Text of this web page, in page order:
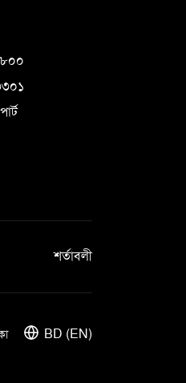
শর্তাবলী
BD (EN)